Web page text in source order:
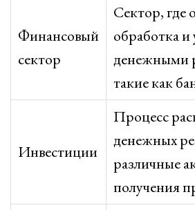
Финансовый
сектор
Сектор, где
обработка
денежными
такие как
Инвестиции
Процесс
денежных
различные
получения